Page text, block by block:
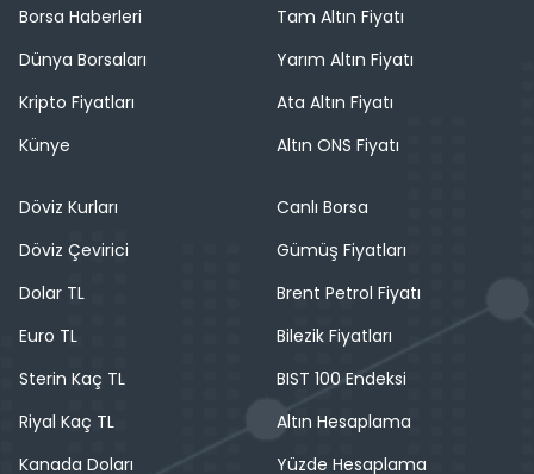
Borsa Haberleri
Dünya Borsaları
Kripto Fiyatları
Künye
Tam Altın Fiyatı
Yarım Altın Fiyatı
Ata Altın Fiyatı
Altın ONS Fiyatı
Döviz Kurları
Döviz Çevirici
Dolar TL
Euro TL
Sterin Kaç TL
Riyal Kaç TL
Kanada Doları
Canlı Borsa
Gümüş Fiyatları
Brent Petrol Fiyatı
Bilezik Fiyatları
BIST 100 Endeksi
Altın Hesaplama
Yüzde Hesaplama